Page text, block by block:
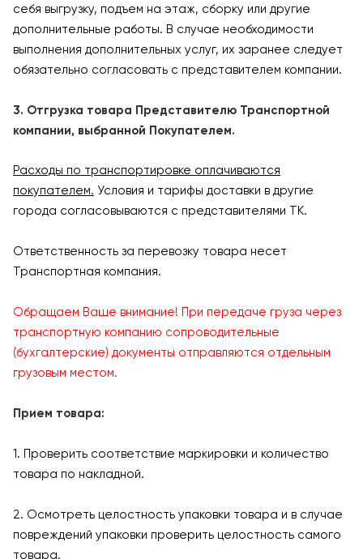
себя выгрузку, подъем на этаж, сборку или другие
дополнительные работы. В случае необходимости
выполнения дополнительных услуг, их заранее следует
обязательно согласовать с представителем компании.
3. Отгрузка товара Представителю Транспортной
компании, выбранной Покупателем.
Расходы по транспортировке оплачиваются
покупателем. Условия и тарифы доставки в другие
города согласовываются с представителями ТК.
Ответственность за перевозку товара несет
Транспортная компания.
Обращаем Ваше внимание! При передаче груза через
транспортную компанию сопроводительные
(бухгалтерские) документы отправляются отдельным
грузовым местом.
Прием товара:
1. Проверить соответствие маркировки и количество
товара по накладной.
2. Осмотреть целостность упаковки товара и в случае
повреждений упаковки проверить целостность самого
товара.